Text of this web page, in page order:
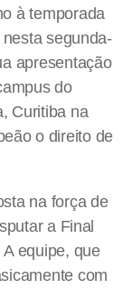
à temporada
segunda-
apresentação
do
Curitiba na
o direito de
na força de
a Final
equipe, que
com